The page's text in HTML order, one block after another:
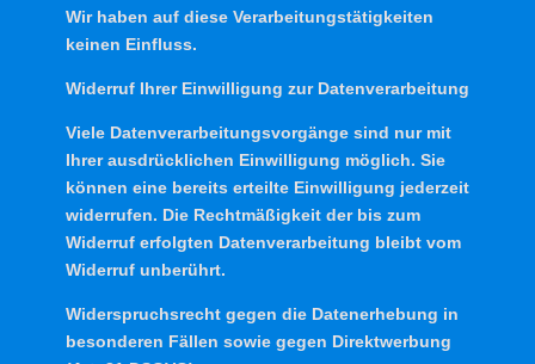
Wir haben auf diese Verarbeitungstätigkeiten
keinen Einfluss.
Widerruf Ihrer Einwilligung zur Datenverarbeitung
Viele Datenverarbeitungsvorgänge sind nur mit
Ihrer ausdrücklichen Einwilligung möglich. Sie
können eine bereits erteilte Einwilligung jederzeit
widerrufen. Die Rechtmäßigkeit der bis zum
Widerruf erfolgten Datenverarbeitung bleibt vom
Widerruf unberührt.
Widerspruchsrecht gegen die Datenerhebung in
besonderen Fällen sowie gegen Direktwerbung